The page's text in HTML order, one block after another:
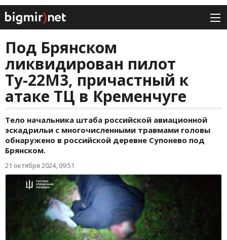
Под Брянском
ликвидирован пилот
Ту-22М3, причастный к
атаке ТЦ в Кременчуге
Тело начальника штаба российской авиационной
эскадрильи с многочисленными травмами головы
обнаружено в российской деревне Супонево под
Брянском.
21 октября 2024, 09:51